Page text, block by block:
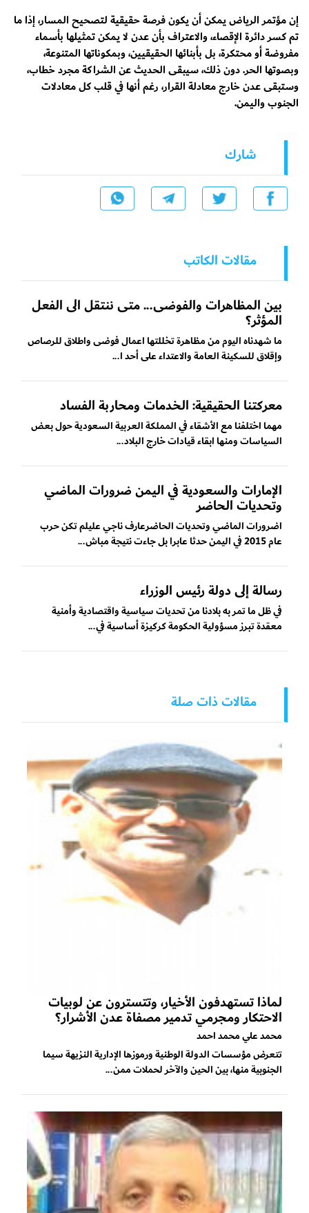
إن مؤتمر الرياض يمكن أن يكون فرصة حقيقية لتصحيح المسار، إذا ما
تم كسر دائرة الإقصاء، والاعتراف بأن عدن لا يمكن تمثيلها بأسماء
مفروضة أو محتكرة، بل بأبنائها الحقيقيين، وبمكوناتها المتنوعة،
وبصوتها الحر. دون ذلك، سيبقى الحديث عن الشراكة مجرد خطاب،
وستبقى عدن خارج معادلة القرار، رغم أنها في قلب كل معادلات
الجنوب واليمن.
شارك
مقالات الكاتب
بين المظاهرات والفوضى... متى ننتقل الى الفعل
المؤثر؟
ما شهدناه اليوم من مظاهرة تخللتها اعمال فوضى واطلاق للرصاص
وإقلاق للسكينة العامة والاعتداء على أحد ا...
معركتنا الحقيقية: الخدمات ومحاربة الفساد
مهما اختلفنا مع الأشقاء في المملكة العربية السعودية حول بعض
السياسات ومنها ابقاء قيادات خارج البلاد...
الإمارات والسعودية في اليمن ضرورات الماضي
وتحديات الحاضر
اضرورات الماضي وتحديات الحاضرعارف ناجي عليلم تكن حرب
عام 2015 في اليمن حدثا عابرا بل جاءت نتيجة مباش...
رسالة إلى دولة رئيس الوزراء
في ظل ما تمر به بلادنا من تحديات سياسية واقتصادية وأمنية
معقدة تبرز مسؤولية الحكومة كركيزة أساسية في...
مقالات ذات صلة
لماذا تستهدفون الأخيار، وتتسترون عن لوبيات
الاحتكار ومجرمي تدمير مصفاة عدن الأشرار؟
محمد علي محمد احمد
تتعرض مؤسسات الدولة الوطنية ورموزها الإدارية النزيهة سيما
الجنوبية منها، بين الحين والآخر لحملات ممن...